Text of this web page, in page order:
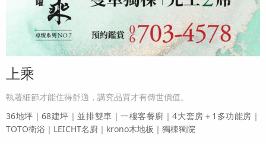
上乘
執著細節才能住得舒適，講究品質才有傳世價值。
36地坪｜68建坪｜並排雙車｜一樓客餐廚｜4大套房＋1多功能房｜
TOTO衛浴｜LEICHT名廚｜krono木地板｜獨棟獨院